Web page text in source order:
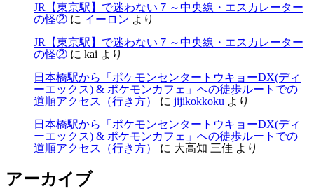
JR【東京駅】で迷わない７～中央線・エスカレーター
の怪② に イーロン より
JR【東京駅】で迷わない７～中央線・エスカレーター
の怪② に kai より
日本橋駅から「ポケモンセンタートウキョーDX(ディ
ーエックス) & ポケモンカフェ」への徒歩ルートでの
道順アクセス（行き方）
に jijikokkoku より
日本橋駅から「ポケモンセンタートウキョーDX(ディ
ーエックス) & ポケモンカフェ」への徒歩ルートでの
道順アクセス（行き方）
に 大高知 三佳 より
アーカイブ